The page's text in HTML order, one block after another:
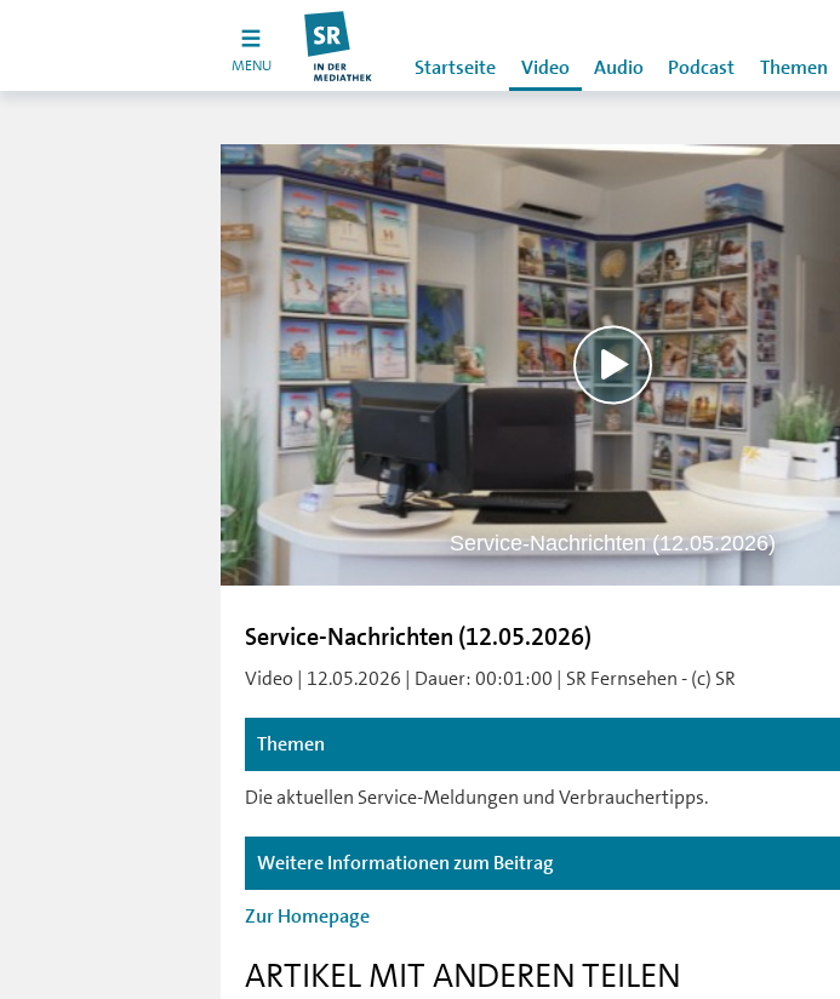
MENU Startseite Video Audio Podcast Themen
Service-Nachrichten (12.05.2026)
Service-Nachrichten (12.05.2026)
Video | 12.05.2026 | Dauer: 00:01:00 | SR Fernsehen - (c) SR
Themen
Die aktuellen Service-Meldungen und Verbrauchertipps.
Weitere Informationen zum Beitrag
Zur Homepage
ARTIKEL MIT ANDEREN TEILEN